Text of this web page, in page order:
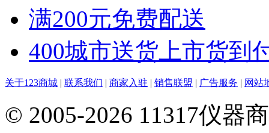
满200元免费配送
400城市送货上市货到
关于123商城 | 联系我们 | 商家入驻 | 销售联盟 | 广告服务 | 网站
© 2005-2026 11317仪器